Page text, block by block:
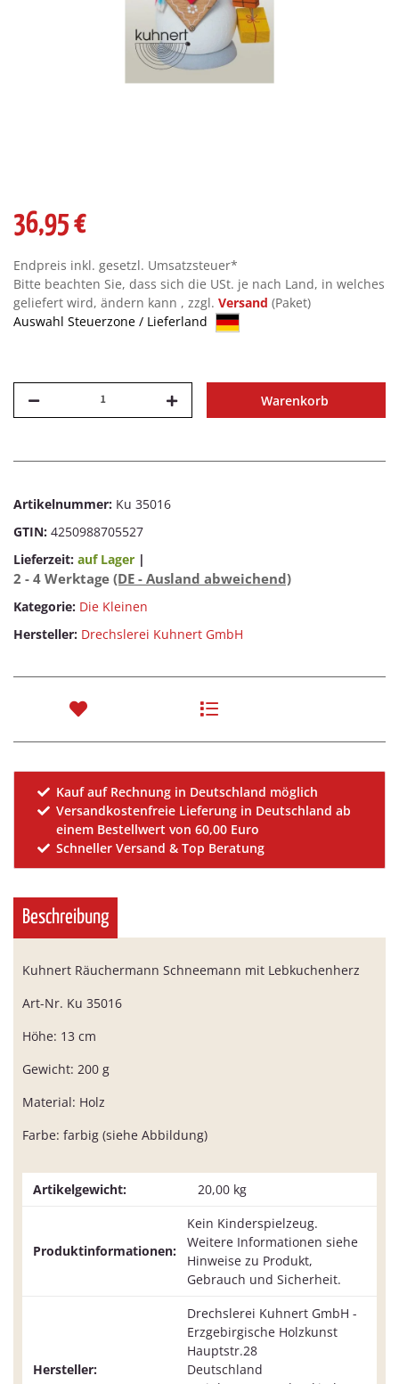
36,95 €
Endpreis inkl. gesetzl. Umsatzsteuer*
Bitte beachten Sie, dass sich die USt. je nach Land, in welches
geliefert wird, ändern kann , zzgl. Versand (Paket)
Auswahl Steuerzone / Lieferland
Warenkorb
Artikelnummer: Ku 35016
GTIN: 4250988705527
Lieferzeit: auf Lager |
2 - 4 Werktage (DE - Ausland abweichend)
Kategorie: Die Kleinen
Hersteller: Drechslerei Kuhnert GmbH
Kauf auf Rechnung in Deutschland möglich
Versandkostenfreie Lieferung in Deutschland ab
einem Bestellwert von 60,00 Euro
Schneller Versand & Top Beratung
Beschreibung
Kuhnert Räuchermann Schneemann mit Lebkuchenherz
Art-Nr. Ku 35016
Höhe: 13 cm
Gewicht: 200 g
Material: Holz
Farbe: farbig (siehe Abbildung)
Artikelgewicht: 20,00 kg
Produktinformationen:
Kein Kinderspielzeug.
Weitere Informationen siehe
Hinweise zu Produkt,
Gebrauch und Sicherheit.
Hersteller:
Drechslerei Kuhnert GmbH -
Erzgebirgische Holzkunst
Hauptstr.28
Deutschland